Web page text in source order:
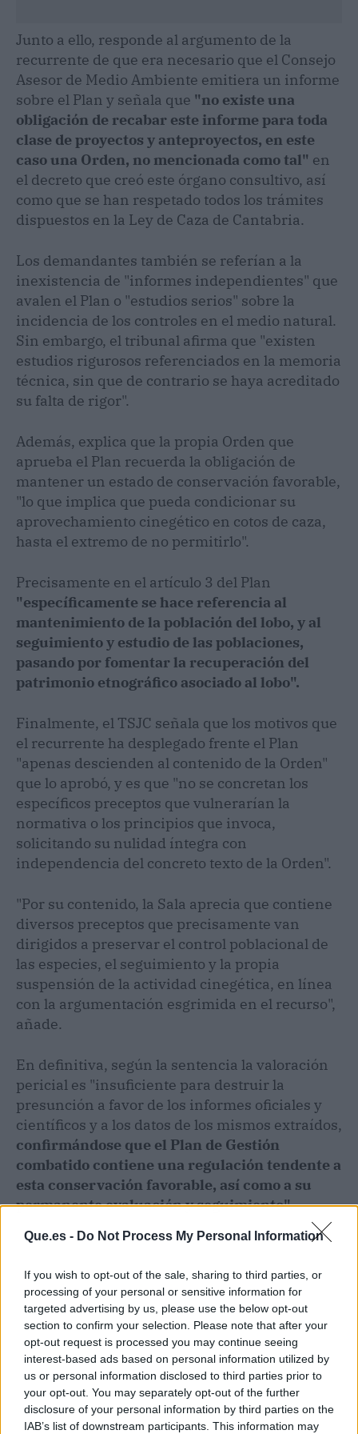
Que.es - Do Not Process My Personal Information
If you wish to opt-out of the sale, sharing to third parties, or
processing of your personal or sensitive information for
targeted advertising by us, please use the below opt-out
section to confirm your selection. Please note that after your
opt-out request is processed you may continue seeing
interest-based ads based on personal information utilized by
us or personal information disclosed to third parties prior to
your opt-out. You may separately opt-out of the further
disclosure of your personal information by third parties on the
IAB’s list of downstream participants. This information may
Junto a ello, responde al argumento de la
recurrente de que era necesario que el Consejo
Asesor de Medio Ambiente emitiera un informe
sobre el Plan y señala que "no existe una
obligación de recabar este informe para toda
clase de proyectos y anteproyectos, en este
caso una Orden, no mencionada como tal" en
el decreto que creó este órgano consultivo, así
como que se han respetado todos los trámites
dispuestos en la Ley de Caza de Cantabria.
Los demandantes también se referían a la
inexistencia de "informes independientes" que
avalen el Plan o "estudios serios" sobre la
incidencia de los controles en el medio natural.
Sin embargo, el tribunal afirma que "existen
estudios rigurosos referenciados en la memoria
técnica, sin que de contrario se haya acreditado
su falta de rigor".
Además, explica que la propia Orden que
aprueba el Plan recuerda la obligación de
mantener un estado de conservación favorable,
"lo que implica que pueda condicionar su
aprovechamiento cinegético en cotos de caza,
hasta el extremo de no permitirlo".
Precisamente en el artículo 3 del Plan
"específicamente se hace referencia al
mantenimiento de la población del lobo, y al
seguimiento y estudio de las poblaciones,
pasando por fomentar la recuperación del
patrimonio etnográfico asociado al lobo".
Finalmente, el TSJC señala que los motivos que
el recurrente ha desplegado frente el Plan
"apenas descienden al contenido de la Orden"
que lo aprobó, y es que "no se concretan los
específicos preceptos que vulnerarían la
normativa o los principios que invoca,
solicitando su nulidad íntegra con
independencia del concreto texto de la Orden".
"Por su contenido, la Sala aprecia que contiene
diversos preceptos que precisamente van
dirigidos a preservar el control poblacional de
las especies, el seguimiento y la propia
suspensión de la actividad cinegética, en línea
con la argumentación esgrimida en el recurso",
añade.
En definitiva, según la sentencia la valoración
pericial es "insuficiente para destruir la
presunción a favor de los informes oficiales y
científicos y a los datos de los mismos extraídos,
confirmándose que el Plan de Gestión
combatido contiene una regulación tendente a
esta conservación favorable, así como a su
permanente evaluación y seguimiento".